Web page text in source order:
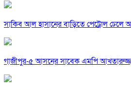
সাকিব আল হাসানের বাড়িতে পেট্রোল ঢেলে
গাজীপুর-৫ আসনের সাবেক এমপি